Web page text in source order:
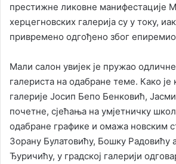
престижне ликовне манифестације
херцегновских галерија су у току,
привремено одгођено због
Мали салон увијек је пружао
галериста на одабране теме. Како је
галерије Јосип Бепо Бенковић,
почетне, сјећања на умјетничку
одабране графике и омажа новским
Зорану Булатовићу, Бошку Радовићу
Ђуричићу, у градској галерији